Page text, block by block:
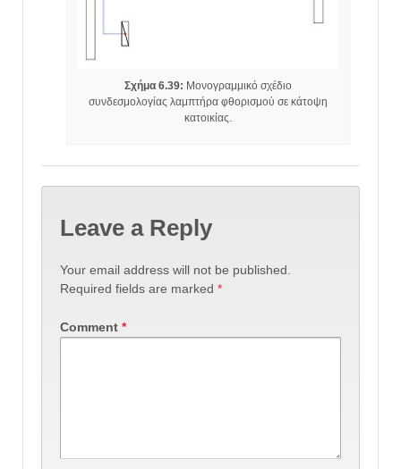
Σχήμα 6.39: Μονογραμμικό σχέδιο
συνδεσμολογίας λαμπτήρα φθορισμού σε κάτοψη
κατοικίας.
Leave a Reply
Your email address will not be published.
Required fields are marked *
Comment *